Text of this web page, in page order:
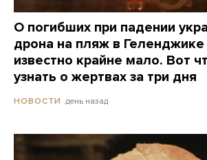
О погибших при падении
дрона на пляж в
известно крайне мало. Вот
узнать о жертвах за три дня
НОВОСТИ день назад